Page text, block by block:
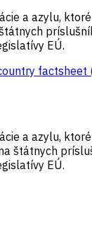
a azylu,
EÚ.
factsheet
a azylu,
štátnych
EÚ.